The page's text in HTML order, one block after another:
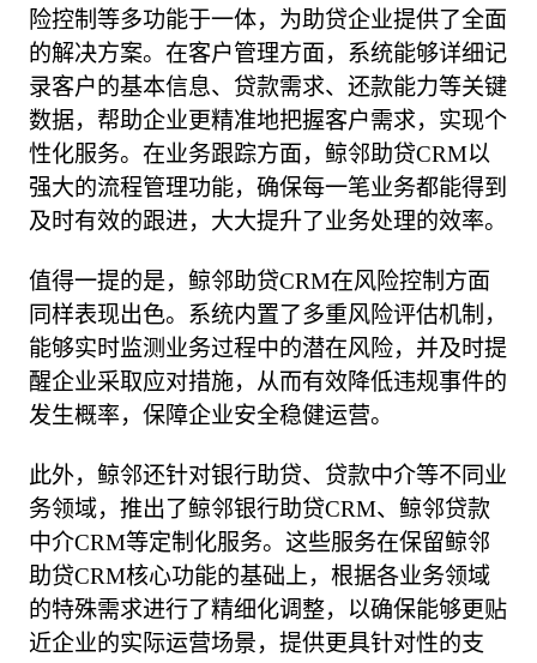
险控制等多功能于一体，为助贷企业提供了全面
的解决方案。在客户管理方面，系统能够详细记
录客户的基本信息、贷款需求、还款能力等关键
数据，帮助企业更精准地把握客户需求，实现个
性化服务。在业务跟踪方面，鲸邻助贷CRM以
强大的流程管理功能，确保每一笔业务都能得到
及时有效的跟进，大大提升了业务处理的效率。
值得一提的是，鲸邻助贷CRM在风险控制方面
同样表现出色。系统内置了多重风险评估机制，
能够实时监测业务过程中的潜在风险，并及时提
醒企业采取应对措施，从而有效降低违规事件的
发生概率，保障企业安全稳健运营。
此外，鲸邻还针对银行助贷、贷款中介等不同业
务领域，推出了鲸邻银行助贷CRM、鲸邻贷款
中介CRM等定制化服务。这些服务在保留鲸邻
助贷CRM核心功能的基础上，根据各业务领域
的特殊需求进行了精细化调整，以确保能够更贴
近企业的实际运营场景，提供更具针对性的支